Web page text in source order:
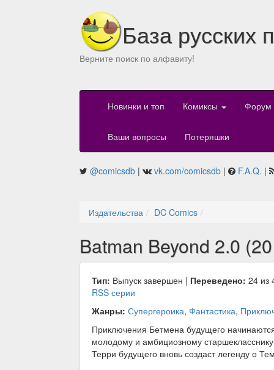
База русских
Верните поиск по алфавиту!
Новинки и топ Комиксы Форум
Ваши вопросы Потеряшки
@comicsdb | vk.com/comicsdb | F.A.Q. |
Издательства DC Comics
Batman Beyond 2.0
Тип: Выпуск завершен | Переведено: 24 из
RSS серии
Жанры: Супергероика, Фантастика,
Приключения Бетмена будущего
молодому и амбициозному
Терри будущего вновь создаст легенду о